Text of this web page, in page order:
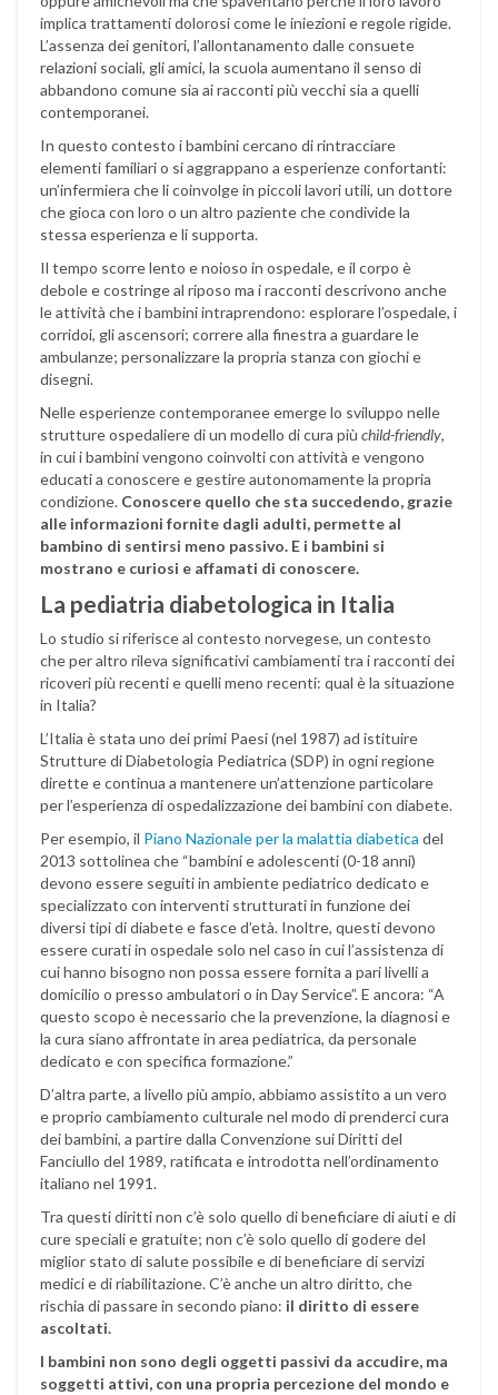
implica trattamenti dolorosi come le iniezioni e regole rigide.
L’assenza dei genitori, l’allontanamento dalle consuete
relazioni sociali, gli amici, la scuola aumentano il senso di
abbandono comune sia ai racconti più vecchi sia a quelli
contemporanei.
In questo contesto i bambini cercano di rintracciare
elementi familiari o si aggrappano a esperienze confortanti:
un’infermiera che li coinvolge in piccoli lavori utili, un dottore
che gioca con loro o un altro paziente che condivide la
stessa esperienza e li supporta.
Il tempo scorre lento e noioso in ospedale, e il corpo è
debole e costringe al riposo ma i racconti descrivono anche
le attività che i bambini intraprendono: esplorare l’ospedale, i
corridoi, gli ascensori; correre alla finestra a guardare le
ambulanze; personalizzare la propria stanza con giochi e
disegni.
Nelle esperienze contemporanee emerge lo sviluppo nelle
strutture ospedaliere di un modello di cura più child-friendly,
in cui i bambini vengono coinvolti con attività e vengono
educati a conoscere e gestire autonomamente la propria
condizione. Conoscere quello che sta succedendo, grazie
alle informazioni fornite dagli adulti, permette al
bambino di sentirsi meno passivo. E i bambini si
mostrano e curiosi e affamati di conoscere.
La pediatria diabetologica in Italia
Lo studio si riferisce al contesto norvegese, un contesto
che per altro rileva significativi cambiamenti tra i racconti dei
ricoveri più recenti e quelli meno recenti: qual è la situazione
in Italia?
L’Italia è stata uno dei primi Paesi (nel 1987) ad istituire
Strutture di Diabetologia Pediatrica (SDP) in ogni regione
dirette e continua a mantenere un’attenzione particolare
per l’esperienza di ospedalizzazione dei bambini con diabete.
Per esempio, il Piano Nazionale per la malattia diabetica del
2013 sottolinea che “bambini e adolescenti (0-18 anni)
devono essere seguiti in ambiente pediatrico dedicato e
specializzato con interventi strutturati in funzione dei
diversi tipi di diabete e fasce d’età. Inoltre, questi devono
essere curati in ospedale solo nel caso in cui l’assistenza di
cui hanno bisogno non possa essere fornita a pari livelli a
domicilio o presso ambulatori o in Day Service”. E ancora: “A
questo scopo è necessario che la prevenzione, la diagnosi e
la cura siano affrontate in area pediatrica, da personale
dedicato e con specifica formazione.”
D’altra parte, a livello più ampio, abbiamo assistito a un vero
e proprio cambiamento culturale nel modo di prenderci cura
dei bambini, a partire dalla Convenzione sui Diritti del
Fanciullo del 1989, ratificata e introdotta nell’ordinamento
italiano nel 1991.
Tra questi diritti non c’è solo quello di beneficiare di aiuti e di
cure speciali e gratuite; non c’è solo quello di godere del
miglior stato di salute possibile e di beneficiare di servizi
medici e di riabilitazione. C’è anche un altro diritto, che
rischia di passare in secondo piano: il diritto di essere
ascoltati.
I bambini non sono degli oggetti passivi da accudire, ma
soggetti attivi, con una propria percezione del mondo e